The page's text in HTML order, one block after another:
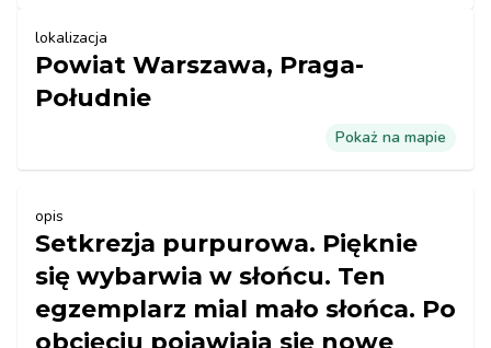
lokalizacja
Powiat Warszawa, Praga-
Południe
Pokaż na mapie
opis
Setkrezja purpurowa. Pięknie
się wybarwia w słońcu. Ten
egzemplarz mial mało słońca. Po
obcięciu pojawiają się nowe